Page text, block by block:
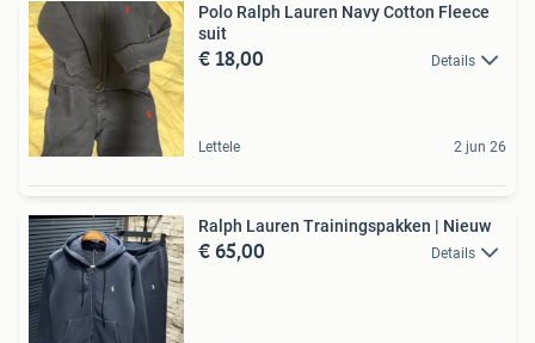
Polo Ralph Lauren Navy Cotton Fleece
suit
€ 18,00 Details
Lettele 2 jun 26
Ralph Lauren Trainingspakken | Nieuw
€ 65,00 Details